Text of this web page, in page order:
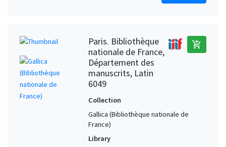
Paris. Bibliothèque
nationale de France,
Département des
manuscrits, Latin
6049
add_shopping_cart
Collection
Gallica (Bibliothèque nationale de
France)
Library